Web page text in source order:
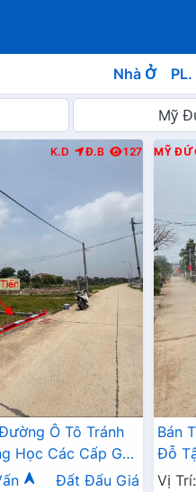
Nhà Ở
K.D Đ.B 127
Ô Tô Tránh
Học Các Cấp Gần
Đất Đấu Giá
MỸ
Bán
Đỗ
Giá
Vị Trí: